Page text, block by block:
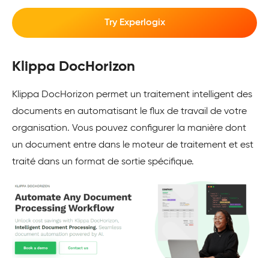
Try Experlogix
Klippa DocHorizon
Klippa DocHorizon permet un traitement intelligent des
documents en automatisant le flux de travail de votre
organisation. Vous pouvez configurer la manière dont
un document entre dans le moteur de traitement et est
traité dans un format de sortie spécifique.